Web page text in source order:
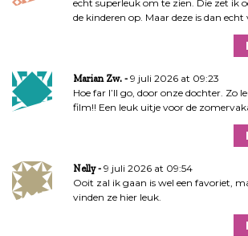
echt superleuk om te zien. Die zet ik
de kinderen op. Maar deze is dan echt
Marian Zw.
9 juli 2026 at 09:23
Hoe far I’ll go, door onze dochter. Zo
film!! Een leuk uitje voor de
Nelly
9 juli 2026 at 09:54
Ooit zal ik gaan is wel een favoriet,
vinden ze hier leuk.